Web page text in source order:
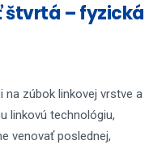
štvrtá – fyzická
na zúbok linkovej vrstve a
linkovú technológiu,
venovať poslednej,